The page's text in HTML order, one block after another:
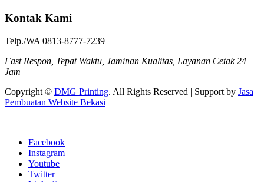
Kontak Kami
Telp./WA 0813-8777-7239
Fast Respon, Tepat Waktu, Jaminan Kualitas, Layanan Cetak 24
Jam
Copyright © DMG Printing. All Rights Reserved | Support by Jasa
Pembuatan Website Bekasi
Facebook
Instagram
Youtube
Twitter